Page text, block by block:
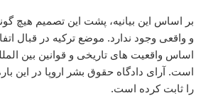
بر اساس این بیانیه، پشت این تصمیم هیچ
اساس واقعیت های تاریخی و قوانین بین
است. آرای دادگاه حقوق بشر اروپا در این
را ثابت کرده است.